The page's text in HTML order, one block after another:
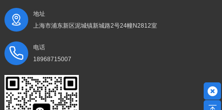
地址
上海市浦东新区泥城镇新城路2号24幢N2812室
电话
18968715007